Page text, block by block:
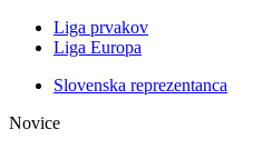
Liga prvakov
Liga Europa
Slovenska reprezentanca
Novice